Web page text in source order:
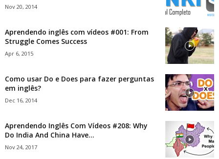
Nov 20, 2014
Aprendendo inglês com vídeos #001: From
Struggle Comes Success
Apr 6, 2015
Como usar Do e Does para fazer perguntas
em inglês?
Dec 16, 2014
Aprendendo Inglês Com Vídeos #208: Why
Do India And China Have...
Nov 24, 2017